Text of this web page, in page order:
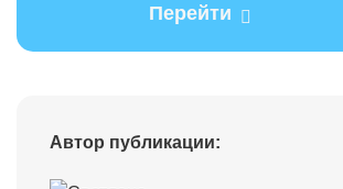
Перейти
Автор публикации: